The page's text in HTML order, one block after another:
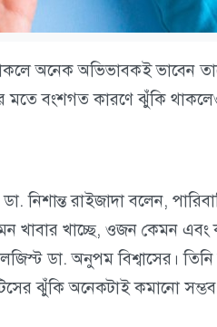
অনেক অভিভাবকই ভাবেন
মতে বংশগত কারণে ঝুঁকি
নিশান্ত রাইজাদা বলেন,
খাবার খাচ্ছে, ওজন কেমন এবং
ডা. অনুপম বিশ্বাসের।
ঝুঁকি অনেকটাই কমানো